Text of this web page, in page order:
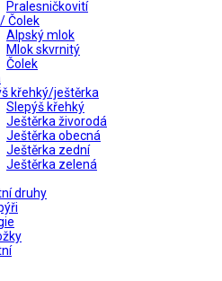
Pralesničkovití
Čolek
Alpský mlok
Mlok skvrnitý
Čolek
křehký/ještěrka
Slepýš křehký
Ještěrka živorodá
Ještěrka obecná
Ještěrka zední
Ještěrka zelená
druhy